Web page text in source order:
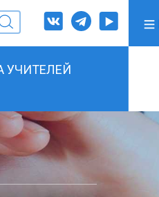
УЧИТЕЛЕЙ